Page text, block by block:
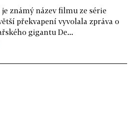
známý název filmu ze série
překvapení vyvolala zpráva o
gigantu De...